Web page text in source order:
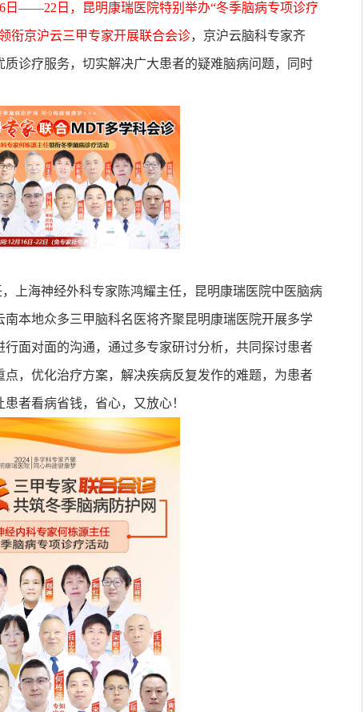
日——22 日，昆明康瑞医院特别举办“冬季脑病专项诊疗
衔京沪云三甲专家开展联合会诊，京沪云脑科专家齐
诊疗服务，切实解决广大患者的疑难脑病问题，同时
上海神经外科专家陈鸿耀主任，昆明康瑞医院中医脑病
本地众多三甲脑科名医将齐聚昆明康瑞医院开展多学
面对面的沟通，通过多专家研讨分析，共同探讨患者
，优化治疗方案，解决疾病反复发作的难题，为患者
者看病省钱，省心，又放心！